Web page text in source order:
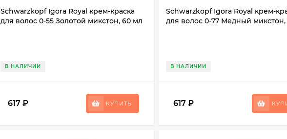
Schwarzkopf Igora Royal крем-краска
для волос 0-55 Золотой микстон, 60 мл
В НАЛИЧИИ
617 ₽ КУПИТЬ
Schwarzkopf Igora Royal крем-
для волос 0-77 Медный
В НАЛИЧИИ
617₽